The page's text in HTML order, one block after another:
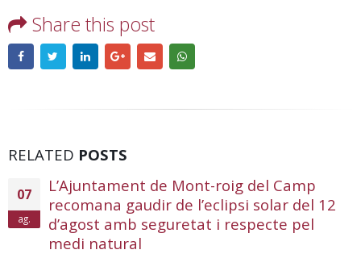
Share this post
RELATED POSTS
07
ag.
L’Ajuntament de Mont-roig del Camp
recomana gaudir de l’eclipsi solar del 12
d’agost amb seguretat i respecte pel
medi natural